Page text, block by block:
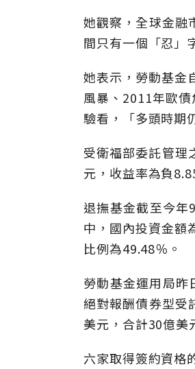
她觀察，全球金融
間只有一個「忍」
她表示，勞動基金
風暴、2011年歐
驗看，「多頭時期
受衛福部委託管理
元，收益率為負
退撫基金截至今
中，國內投資金額
比例為49.48％。
勞動基金運用局昨
絕對報酬債券型受
美元，合計30億美
六家取得簽約資格